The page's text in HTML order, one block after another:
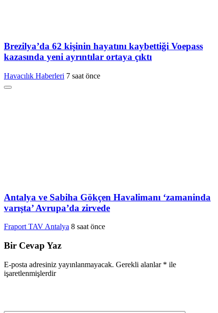
Brezilya’da 62 kişinin hayatını kaybettiği Voepass
kazasında yeni ayrıntılar ortaya çıktı
Havacılık Haberleri 7 saat önce
Antalya ve Sabiha Gökçen Havalimanı ‘zamaninda
varışta’ Avrupa’da zirvede
Fraport TAV Antalya 8 saat önce
Bir Cevap Yaz
E-posta adresiniz yayınlanmayacak. Gerekli alanlar * ile
işaretlenmişlerdir